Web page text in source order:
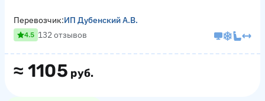
≈ 1105 руб.
Перевозчик:ИП Дубенский А.В.
4.5 132 отзывов